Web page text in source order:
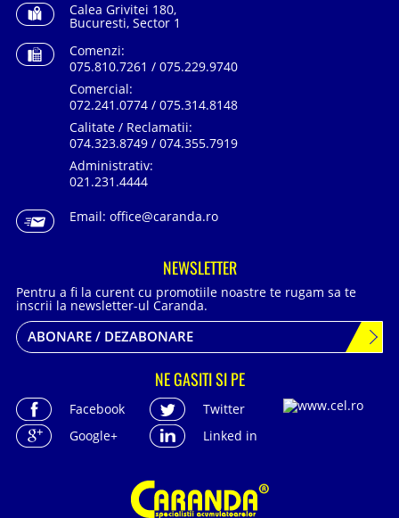
Calea Grivitei 180,
Bucuresti, Sector 1
Comenzi:
075.810.7261 / 075.229.9740
Comercial:
072.241.0774 / 075.314.8148
Calitate / Reclamatii:
074.323.8749 / 074.355.7919
Administrativ:
021.231.4444
Email: office@caranda.ro
NEWSLETTER
Pentru a fi la curent cu promotiile noastre te rugam sa te
inscrii la newsletter-ul Caranda.
ABONARE / DEZABONARE
NE GASITI SI PE
Facebook
Twitter
Google+
Linked in